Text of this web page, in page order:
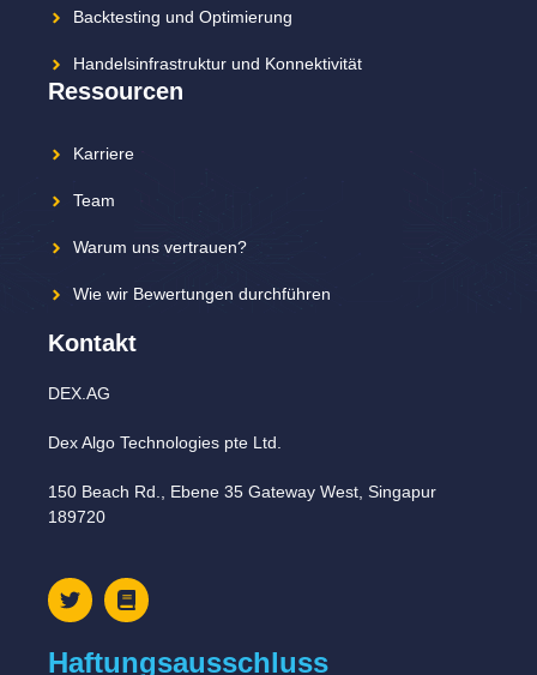
Backtesting und Optimierung
Handelsinfrastruktur und Konnektivität
Ressourcen
Karriere
Team
Warum uns vertrauen?
Wie wir Bewertungen durchführen
Kontakt
DEX.AG
Dex Algo Technologies pte Ltd.
150 Beach Rd., Ebene 35 Gateway West, Singapur
189720
Haftungsausschluss